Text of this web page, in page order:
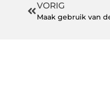
VORIG
Maak gebruik van